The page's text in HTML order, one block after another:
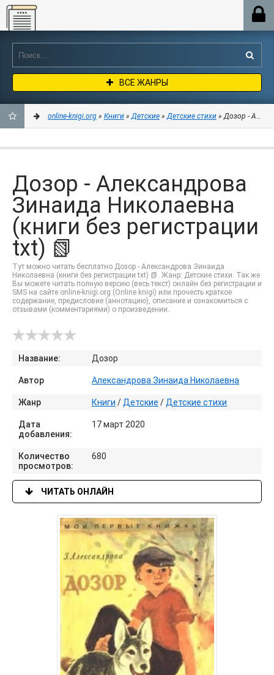
Online-knigi.org
ВСЕ ЖАНРЫ
ЗАКЛАДКИ
online-knigi.org » Книги »Детские »Детские стихи » Дозор -
Дозор - Александрова
Зинаида Николаевна
(книги без регистрации
txt) 📗
Тут можно читать бесплатно Дозор - Александрова Зинаида
Николаевна (книги без регистрации txt) 📗. Жанр: Детские стихи. Так же
Вы можете читать полную версию (весь текст) онлайн без регистрации и
SMS на сайте online-knigi.org (Online knigi) или прочесть краткое
содержание, предисловие (аннотацию), описание и ознакомиться с
отзывами (комментариями) о произведении.
Название: Дозор
Автор Александрова Зинаида Николаевна
Жанр Книги / Детские / Детские стихи
Дата
добавления:
17 март 2020
Количество
просмотров:
680
ЧИТАТЬ ОНЛАЙН